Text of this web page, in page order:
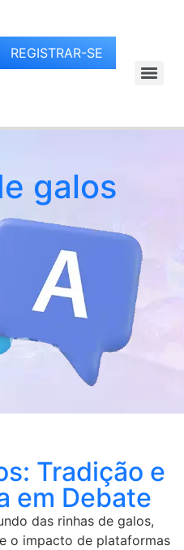
REGISTRAR-SE
galos
Tradição e
em Debate
das rinhas de galos,
o impacto de plataformas